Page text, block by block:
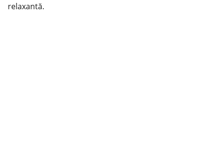
relaxantă.